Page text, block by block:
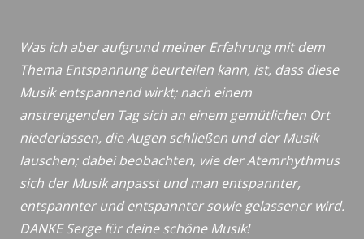
Was ich aber aufgrund meiner Erfahrung mit dem
Thema Entspannung beurteilen kann, ist, dass diese
Musik entspannend wirkt; nach einem
anstrengenden Tag sich an einem gemütlichen Ort
niederlassen, die Augen schließen und der Musik
lauschen; dabei beobachten, wie der Atemrhythmus
sich der Musik anpasst und man entspannter,
entspannter und entspannter sowie gelassener wird.
DANKE Serge für deine schöne Musik!